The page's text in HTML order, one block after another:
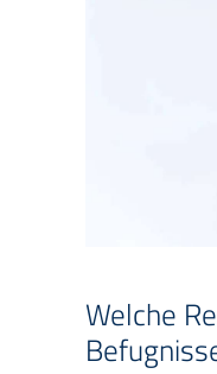
Welche